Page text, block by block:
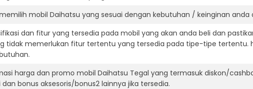
mobil Daihatsu yang sesuai dengan kebutuhan / keinginan
dan fitur yang tersedia pada mobil yang akan anda beli dan
tidak memerlukan fitur tertentu yang tersedia pada tipe-tipe
harga dan promo mobil Daihatsu Tegal yang termasuk diskon/
bonus aksesoris/bonus2 lainnya jika tersedia.